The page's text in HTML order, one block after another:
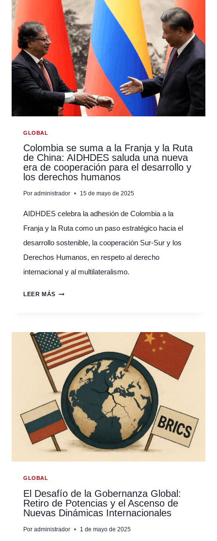
EL
DESARROLLO
HUMANO
DERECHOS
DE
LOS
PUEBLOS
GLOBAL
Colombia se suma a la Franja y la Ruta
de China: AIDHDES saluda una nueva
era de cooperación para el desarrollo y
los derechos humanos
Por administrador 15 de mayo de 2025
AIDHDES celebra la adhesión de Colombia a la
Franja y la Ruta como un paso estratégico hacia el
desarrollo sostenible, la cooperación Sur-Sur y los
Derechos Humanos, en respeto al derecho
internacional y al multilateralismo.
LEER MÁSCOLOMBIA
LA
FRANJA
Y
RUTA
DE
CHINA:
AIDHDES
SALUDA
UNA
NUEVA
COOPERACIÓN
PARA
EL
GLOBAL
El Desafío de la Gobernanza Global:
Retiro de Potencias y el Ascenso de
Nuevas Dinámicas Internacionales
Por administrador 1 de mayo de 2025